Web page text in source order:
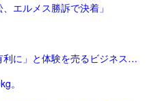
エルメス勝訴で決着」
「「体験格差」「総合型選抜で有利に」と体験を売るビジネスは”不安商法なのでは”という指摘の増加 #エキスパートトピ（杉浦由美子） - エキスパート - Yahoo!ニュース」
。